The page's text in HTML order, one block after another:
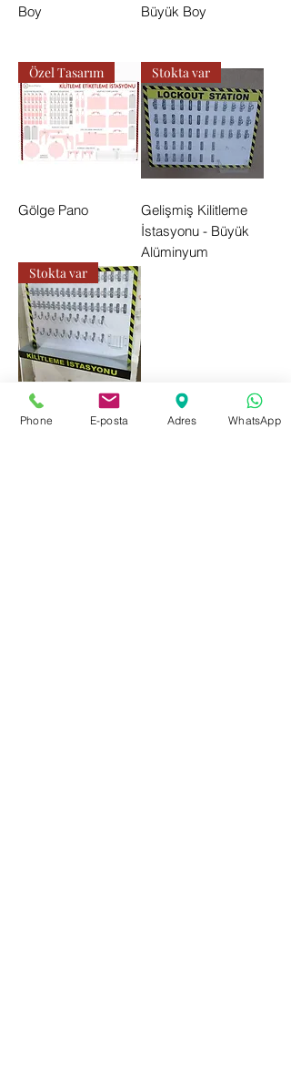
Boy
Büyük Boy
Özel Tasarım
Gölge Pano
Stokta var
Gelişmiş Kilitleme
İstasyonu - Büyük
Alüminyum
Stokta var
Gelişmiş Kilitleme
İstasyonu - Büyük
Phone E-posta Adres WhatsApp